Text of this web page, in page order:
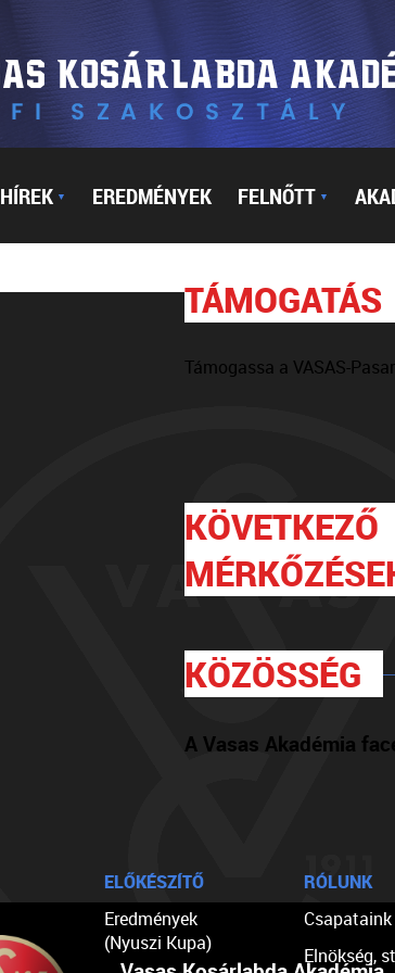
HÍREK ▼ EREDMÉNYEK FELNŐTT ▼
TÁMOGATÁS
Támogassa a VASAS-
KÖVETKEZŐ
KÖZÖSSÉG
A Vasas Akadémia
ELŐKÉSZÍTŐ
Eredmények
(Nyuszi Kupa)
RÓLUNK
Csapataink
Elnökség,